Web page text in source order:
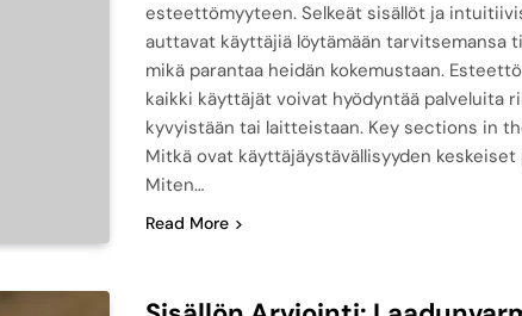
esteettömyyteen. Selkeät sisällöt ja
auttavat käyttäjiä löytämään tarvitsemansa
mikä parantaa heidän kokemustaan.
kaikki käyttäjät voivat hyödyntää palveluita
kyvyistään tai laitteistaan. Key sections in
Mitkä ovat käyttäjäystävällisyyden
Miten…
Read More